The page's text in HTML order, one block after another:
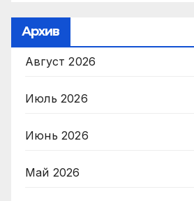
Архив
Август 2026
Июль 2026
Июнь 2026
Май 2026